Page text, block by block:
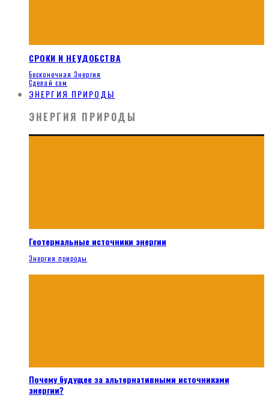
СРОКИ И НЕУДОБСТВА
Бесконечная Энергия
Сделай сам
ЭНЕРГИЯ ПРИРОДЫ
ЭНЕРГИЯ ПРИРОДЫ
Геотермальные источники энергии
Энергия природы
Почему будущее за альтернативными источниками
энергии?